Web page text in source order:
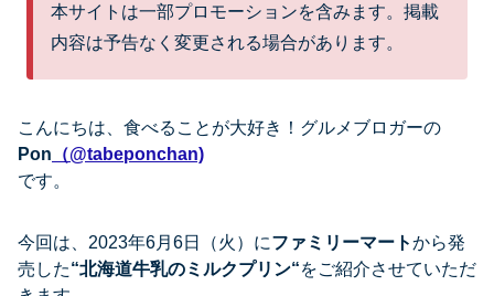
本サイトは一部プロモーションを含みます。掲載
内容は予告なく変更される場合があります。
こんにちは、 食べることが大好き！グルメブロガーの
Pon （@tabeponchan)
です。
今回は、2023年6月6日（火）にファミリーマートから発
売した“北海道牛乳のミルクプリン“をご紹介させていただ